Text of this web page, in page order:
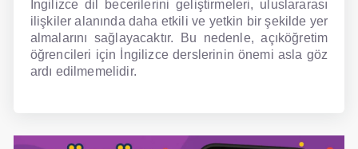
İngilizce dil becerilerini geliştirmeleri, uluslararası
ilişkiler alanında daha etkili ve yetkin bir şekilde yer
almalarını sağlayacaktır. Bu nedenle, açıköğretim
öğrencileri için İngilizce derslerinin önemi asla göz
ardı edilmemelidir.